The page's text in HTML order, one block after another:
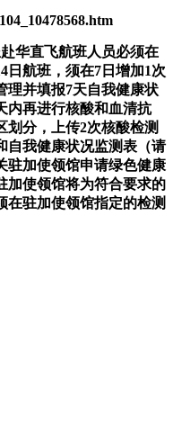
华直飞航班人员必须在
日航班，须在7日增加1次
理并填报7天自我健康状
内再进行核酸和血清抗
划分，上传2次核酸检测
自我健康状况监测表（请
驻加使领馆申请绿色健康
加使领馆将为符合要求的
在驻加使领馆指定的检测